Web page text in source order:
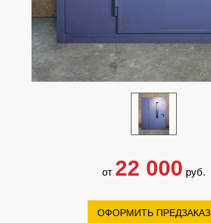
от 22 000 руб.
ОФОРМИТЬ ПРЕДЗАКАЗ